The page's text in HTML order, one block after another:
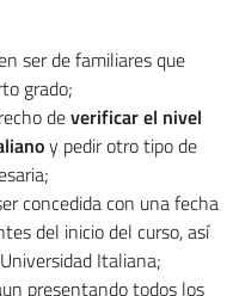
ser de familiares que
grado;
deverificar el nivel
y pedir otro tipo de
concedida con una fecha
del inicio del curso, así
Italiana;
presentando todos los